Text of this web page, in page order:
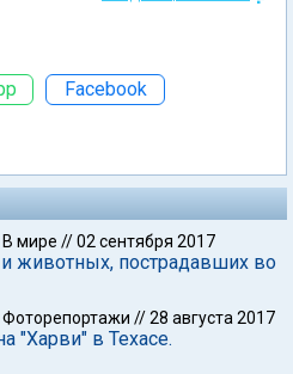
Facebook
В мире //02 сентября 2017
животных, пострадавших во
Фоторепортажи //28 августа 2017
"Харви" в Техасе.